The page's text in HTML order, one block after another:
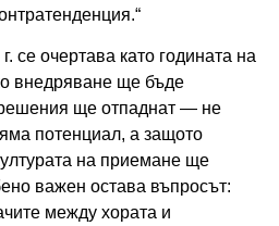
се очертава като годината на
внедряване ще бъде
ще отпаднат — не
потенциал, а защото
на приемане ще
важен остава въпросът:
между хората и